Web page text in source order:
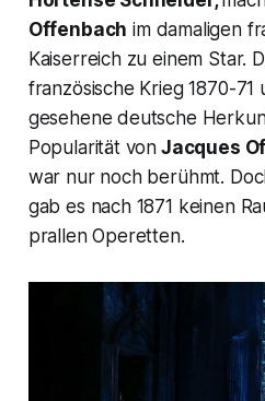
Offenbach im damaligen
Kaiserreich zu einem Star.
französische Krieg 1870-
gesehene deutsche
Popularität von Jacques
war nur noch berühmt.
gab es nach 1871 keinen
prallen Operetten.